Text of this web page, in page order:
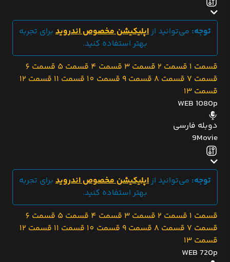
توجه: می‌توانید ازاپلیکیشن مخصوص اندروید برای تجربه
بهتر استفاده کنید.
قسمت 1 قسمت 2 قسمت 3 قسمت 4 قسمت 5
قسمت 6
قسمت 7
قسمت 8 قسمت 9 قسمت 10 قسمت 11
قسمت 12
قسمت 13
WEB 1080p
دوبله فارسی
9Movie
توجه: می‌توانید ازاپلیکیشن مخصوص اندروید برای تجربه
بهتر استفاده کنید.
قسمت 1 قسمت 2 قسمت 3 قسمت 4 قسمت 5
قسمت 6
قسمت 7
قسمت 8 قسمت 9 قسمت 10 قسمت 11
قسمت 12
قسمت 13
WEB 720p